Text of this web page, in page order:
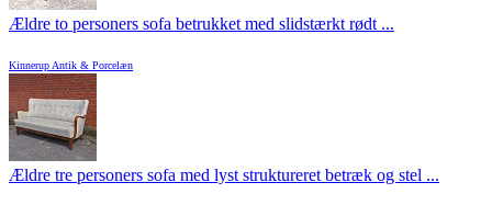
Ældre to personers sofa betrukket med slidstærkt rødt ...
Kinnerup Antik & Porcelæn
Ældre tre personers sofa med lyst struktureret betræk og stel ...